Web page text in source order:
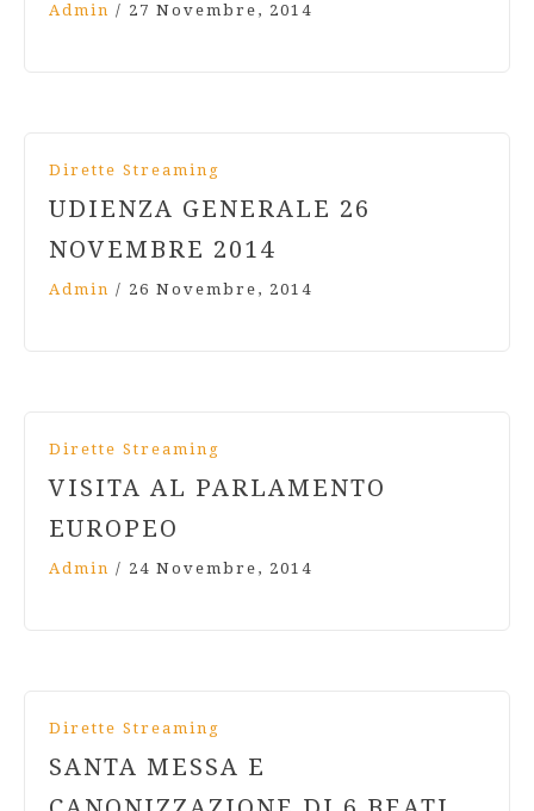
Admin / 27 Novembre, 2014
Dirette Streaming
UDIENZA GENERALE 26
NOVEMBRE 2014
Admin / 26 Novembre, 2014
Dirette Streaming
VISITA AL PARLAMENTO
EUROPEO
Admin / 24 Novembre, 2014
Dirette Streaming
SANTA MESSA E